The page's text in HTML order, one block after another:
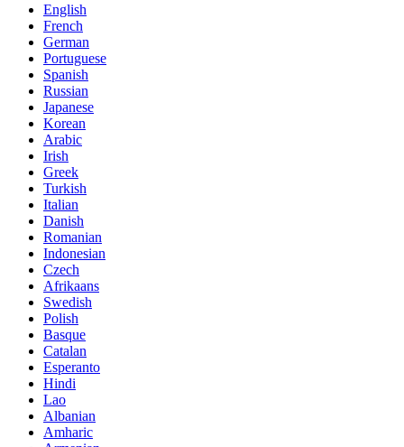
English
French
German
Portuguese
Spanish
Russian
Japanese
Korean
Arabic
Irish
Greek
Turkish
Italian
Danish
Romanian
Indonesian
Czech
Afrikaans
Swedish
Polish
Basque
Catalan
Esperanto
Hindi
Lao
Albanian
Amharic